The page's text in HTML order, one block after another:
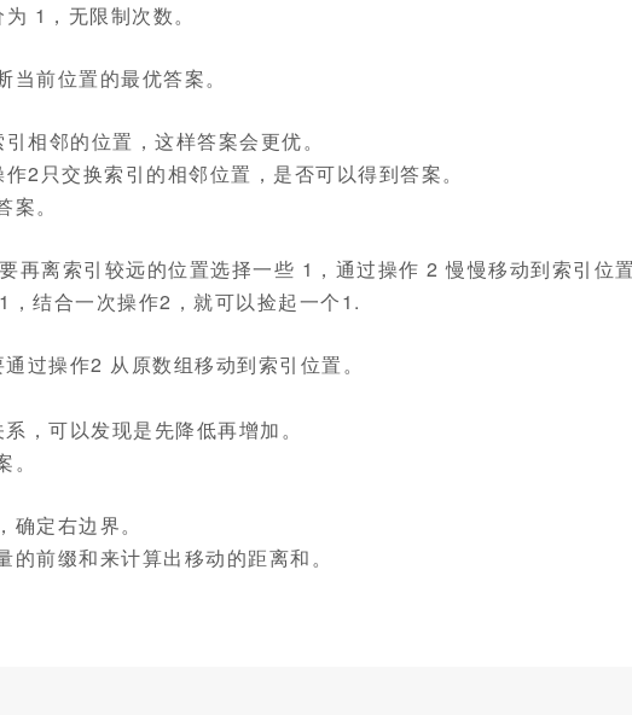
1，无限制次数。
前位置的最优答案。
相邻的位置，这样答案会更优。
2只交换索引的相邻位置，是否可以得到答案。
。
再离索引较远的位置选择一些 1，通过操作 2 慢慢移动到索引位
结合一次操作2，就可以捡起一个1.
过操作2 从原数组移动到索引位置。
，可以发现是先降低再增加。
定右边界。
前缀和来计算出移动的距离和。